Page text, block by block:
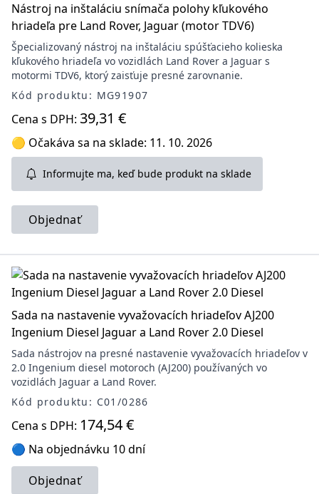
Nástroj na inštaláciu snímača polohy kľukového
hriadeľa pre Land Rover, Jaguar (motor TDV6)
Špecializovaný nástroj na inštaláciu spúšťacieho kolieska
kľukového hriadeľa vo vozidlách Land Rover a Jaguar s
motormi TDV6, ktorý zaisťuje presné zarovnanie.
Kód produktu: MG91907
Cena s DPH: 39,31 €
🟡 Očakáva sa na sklade: 11. 10. 2026
Informujte ma, keď bude produkt na sklade
Objednať
Sada na nastavenie vyvažovacích hriadeľov AJ200
Ingenium Diesel Jaguar a Land Rover 2.0 Diesel
Sada nástrojov na presné nastavenie vyvažovacích hriadeľov v
2.0 Ingenium diesel motoroch (AJ200) používaných vo
vozidlách Jaguar a Land Rover.
Kód produktu: C01/0286
Cena s DPH: 174,54 €
🔵 Na objednávku 10 dní
Objednať